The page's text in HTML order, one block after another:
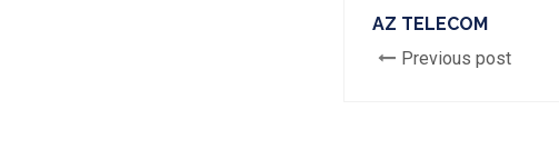
AZ TELECOM
Previous post